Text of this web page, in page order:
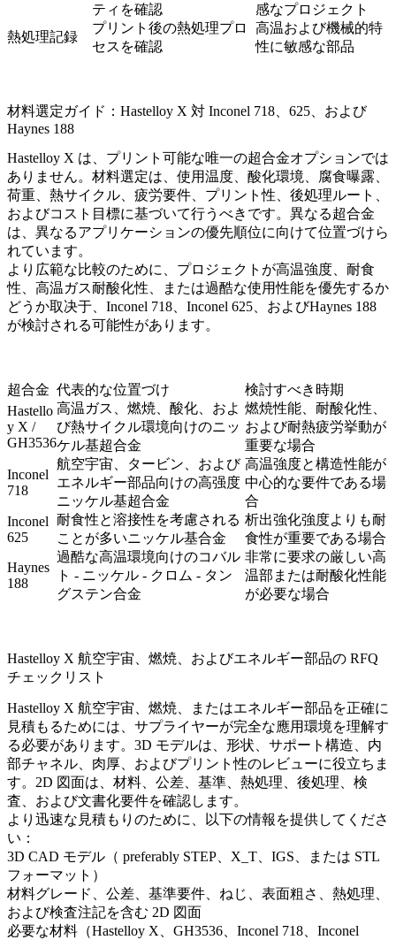
ティを確認
感なプロジェクト
熱処理記録
プリント後の熱処理プロ
セスを確認
高温および機械的特
性に敏感な部品
材料選定ガイド：Hastelloy X 対 Inconel 718、625、および
Haynes 188
Hastelloy X は、プリント可能な唯一の超合金オプションでは
ありません。材料選定は、使用温度、酸化環境、腐食曝露、
荷重、熱サイクル、疲労要件、プリント性、後処理ルート、
およびコスト目標に基づいて行うべきです。異なる超合金
は、異なるアプリケーションの優先順位に向けて位置づけら
れています。
より広範な比較のために、プロジェクトが高温強度、耐食
性、高温ガス耐酸化性、または過酷な使用性能を優先するか
どうか取决于、 Inconel 718 Inconel 625 、およびHaynes 188
が検討される可能性があります。
超合金 代表的な位置づけ
検討すべき時期
Hastello
y X /
GH3536
高温ガス、燃焼、酸化、およ
び熱サイクル環境向けのニッ
ケル基超合金
燃焼性能、耐酸化性、
および耐熱疲労挙動が
重要な場合
Inconel
718
航空宇宙、タービン、および
エネルギー部品向けの高强度
ニッケル基超合金
高温強度と構造性能が
中心的な要件である場
合
Inconel
625
耐食性と溶接性を考慮される
ことが多いニッケル基合金
析出強化強度よりも耐
食性が重要である場合
Haynes
188
過酷な高温環境向けのコバル
ト - ニッケル - クロム - タン
グステン合金
非常に要求の厳しい高
温部または耐酸化性能
が必要な場合
Hastelloy X 航空宇宙、燃焼、およびエネルギー部品の RFQ
チェックリスト
Hastelloy X 航空宇宙、燃焼、またはエネルギー部品を正確に
見積もるためには、サプライヤーが完全な應用環境を理解す
る必要があります。3D モデルは、形状、サポート構造、内
部チャネル、肉厚、およびプリント性のレビューに役立ちま
す。2D 図面は、材料、公差、基準、熱処理、後処理、検
査、および文書化要件を確認します。
より迅速な見積もりのために、以下の情報を提供してくださ
い：
3D CAD モデル（ preferably STEP、X_T、IGS、または STL
フォーマット）
材料グレード、公差、基準要件、ねじ、表面粗さ、熱処理、
および検査注記を含む 2D 図面
必要な材料（Hastelloy X、GH3536、Inconel 718、Inconel